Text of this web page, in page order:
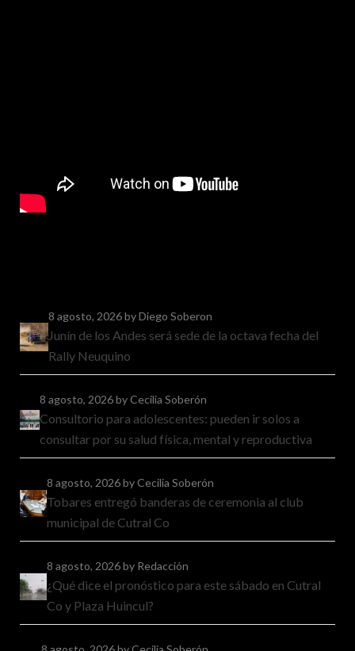
8 agosto, 2026by Diego Soberon
Junín de los Andes será sede de la octava fecha del
Rally Neuquino
8 agosto, 2026by Cecilia Soberón
Consultorio para adolescentes: pueden ir solos a
consultar por su salud física, mental y reproductiva
8 agosto, 2026by Cecilia Soberón
Tobares entregó banderas de ceremonia al club
municipal de Cutral Co
8 agosto, 2026by Redacción
¿Qué dice el pronóstico para este sábado en Cutral
Co y Plaza Huincul?